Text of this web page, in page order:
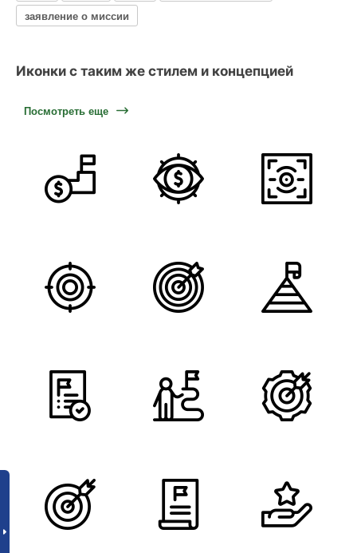
заявление о миссии
Иконки с таким же стилем и концепцией
Посмотреть еще